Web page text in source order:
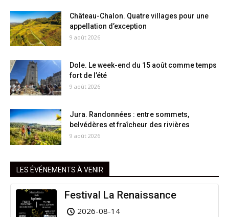
Château-Chalon. Quatre villages pour une
appellation d’exception
9 août 2026
Dole. Le week-end du 15 août comme temps
fort de l’été
9 août 2026
Jura. Randonnées : entre sommets,
belvédères et fraîcheur des rivières
9 août 2026
LES ÉVÉNEMENTS À VENIR
Festival La Renaissance
2026-08-14